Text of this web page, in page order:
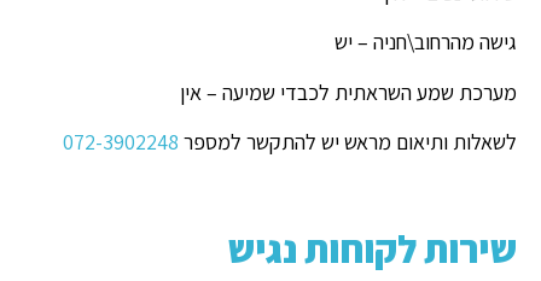
גישה מהרחוב\חניה – יש
מערכת שמע השראתית לכבדי שמיעה – אין
לשאלות ותיאום מראש יש להתקשר למספר 072-3902248
שירות לקוחות נגיש